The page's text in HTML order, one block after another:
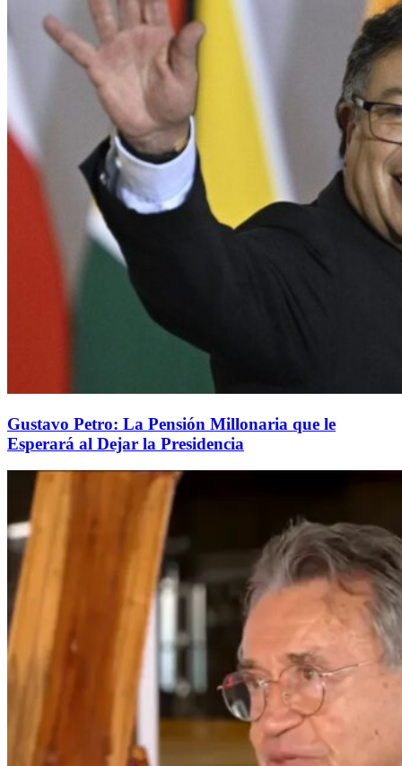
Gustavo Petro: La Pensión Millonaria que le
Esperará al Dejar la Presidencia